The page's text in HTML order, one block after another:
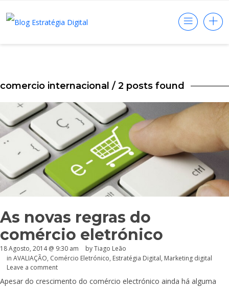
comercio internacional / 2 posts found
As novas regras do
comércio eletrónico
18 Agosto, 2014 @ 9:30 am
by Tiago Leão
in AVALIAÇÃO, Comércio Eletrónico, Estratégia Digital, Marketing digital
Leave a comment
Apesar do crescimento do comércio electrónico ainda há alguma